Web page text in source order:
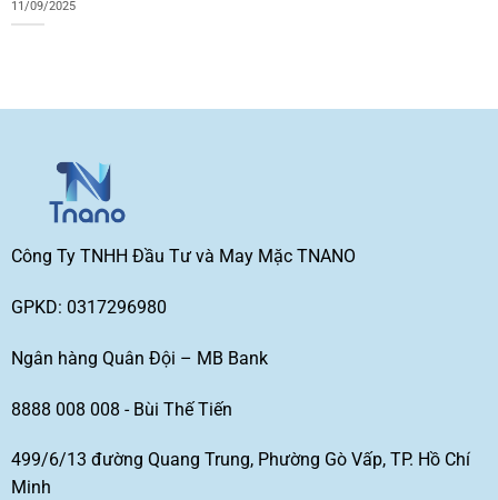
11/09/2025
Công Ty TNHH Đầu Tư và May Mặc TNANO
GPKD: 0317296980
Ngân hàng Quân Đội – MB Bank
8888 008 008 - Bùi Thế Tiến
499/6/13 đường Quang Trung, Phường Gò Vấp, TP. Hồ Chí
Minh